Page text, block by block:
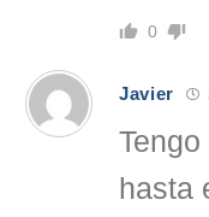
0
Javier
hasta